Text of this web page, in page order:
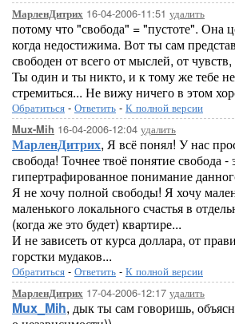
МарленДитрих 16-04-2006-11:51 удалить
потому что "свобода" = "пустоте". Она
когда недостижима. Вот ты сам
свободен от всего от мыслей, от
Ты один и ты никто, и к тому же тебе
стремиться... Не вижу ничего в этом
Обратиться - Ответить - К полной версии
Mux-Mih 16-04-2006-12:04 удалить
МарленДитрих, Я всё понял! У нас
свобода! Точнее твоё понятие свобода -
гипертрафированное понимание
Я не хочу полной свободы! Я хочу
маленького локального счастья в
(когда же это будет) квартире...
И не зависеть от курса доллара, от
горстки мудаков...
Обратиться - Ответить - К полной версии
МарленДитрих 17-04-2006-12:17 удалить
Mux_Mih, дык ты сам говоришь,